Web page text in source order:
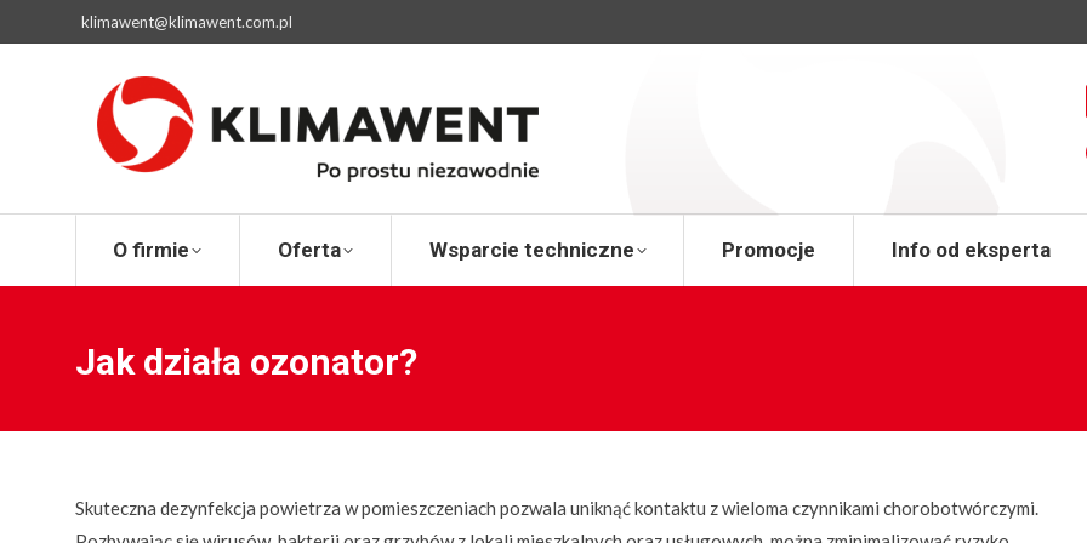
klimawent@klimawent.com.pl
O firmie Oferta Wsparcie techniczne Promocje Info od eksperta
Jak działa ozonator?
Skuteczna dezynfekcja powietrza w pomieszczeniach pozwala uniknąć kontaktu z wieloma czynnikami chorobotwórczymi.